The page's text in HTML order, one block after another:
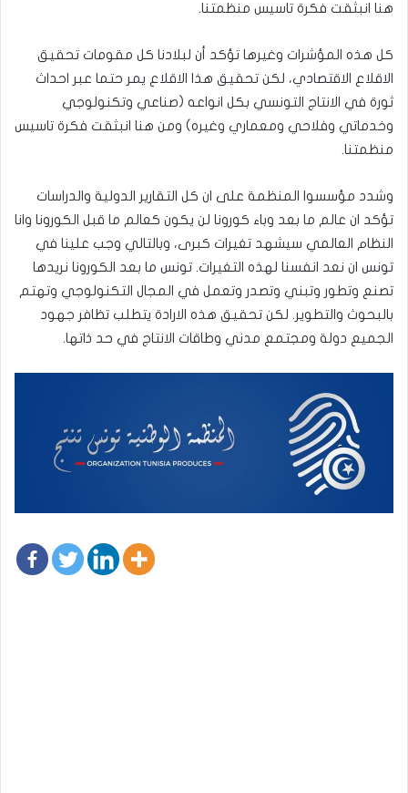
هنا انبثقت فكرة تاسيس منظمتنا.
كل هذه المؤشرات وغيرها تؤكد أن لبلادنا كل مقومات تحقيق
الاقلاع الاقتصادي، لكن تحقيق هذا الاقلاع يمر حتما عبر احداث
ثورة في الانتاج التونسي بكل انواعه (صناعي وتكنولوجي
وخدماتي وفلاحي ومعماري وغيره) ومن هنا انبثقت فكرة تاسيس
منظمتنا.
وشدد مؤسسوا المنظمة على ان كل التقارير الدولية والدراسات
تؤكد ان عالم ما بعد وباء كورونا لن يكون كعالم ما قبل الكورونا وانا
النظام العالمي سيشهد تغيرات كبرى، وبالتالي وجب علينا في
تونس ان نعد انفسنا لهذه التغيرات. تونس ما بعد الكورونا نريدها
تصنع وتطور وتبني وتصدر وتعمل في المجال التكنولوجي وتهتم
بالبحوث والتطوير. لكن تحقيق هذه الارادة يتطلب تظافر جهود
الجميع دولة ومجتمع مدني وطاقات الانتاج في حد ذاتها.